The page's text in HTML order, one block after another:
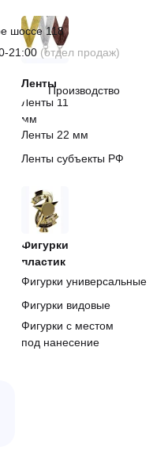
шоссе 118
21:00 (отдел продаж)
Производство
Фигурки с местом
под нанесение
Фигурки видовые
Фигурки универсальные
Фигурки
пластик
Ленты субъекты РФ
Ленты 22 мм
Ленты 11
мм
Ленты